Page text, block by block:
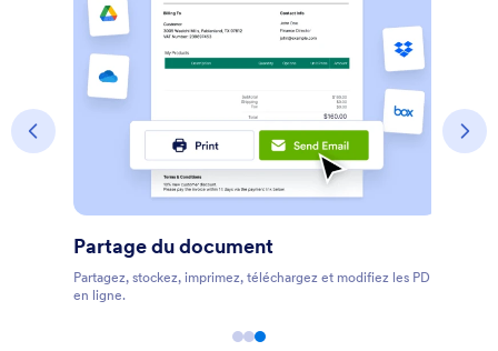
Partage du document
Partagez, stockez, imprimez, téléchargez et modifiez les PDF
en ligne.